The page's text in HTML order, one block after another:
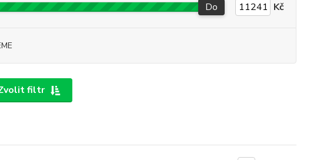
filtr
Do Kč